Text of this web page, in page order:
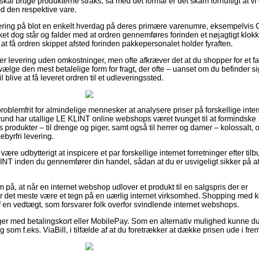
den respektive vare.
på blot en enkelt hverdag på deres primære varenumre, eksempelvis
dog står og falder med at ordren gennemføres forinden et nøjagtigt
få ordren skippet afsted forinden pakkepersonalet holder fyraften.
levering uden omkostninger, men ofte afkræver det at du shopper for et
den mest betalelige form for fragt, der ofte – uanset om du befinder
blive at få leveret ordren til et udleveringssted.
for almindelige mennesker at analysere priser på forskellige
har utallige LE KLINT online webshops været tvunget til at formindske
produkter – til drenge og piger, samt også til herrer og damer – kolossalt,
levering.
udbytterigt at inspicere et par forskellige internet forretninger efter
inden du gennemfører din handel, sådan at du er usvigeligt sikker på
at når en internet webshop udlover et produkt til en salgspris der er
det meste være et tegn på en uærlig internet virksomhed. Shopping med
vedtægt, som forsvarer folk overfor svindlende internet webshops.
med betalingskort eller MobilePay. Som en alternativ mulighed kunne
som f.eks. ViaBill, i tilfælde af at du foretrækker at dække prisen ude i